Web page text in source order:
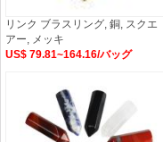
リンク ブラスリング, 銅, スクエ
アー, メッキ
US$ 79.81~164.16/バッグ